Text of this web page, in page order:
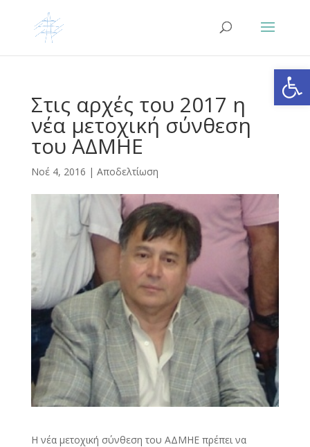
Στις αρχές του 2017 η
νέα μετοχική σύνθεση
του ΑΔΜΗΕ
Νοέ 4, 2016 | Αποδελτίωση
Η νέα μετοχική σύνθεση του ΑΔΜΗΕ πρέπει να